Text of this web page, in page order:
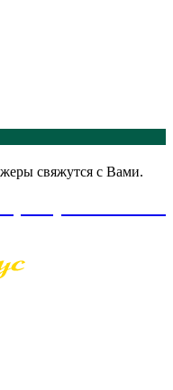
свяжутся с Вами.